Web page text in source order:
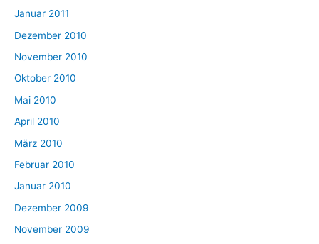
Januar 2011
Dezember 2010
November 2010
Oktober 2010
Mai 2010
April 2010
März 2010
Februar 2010
Januar 2010
Dezember 2009
November 2009